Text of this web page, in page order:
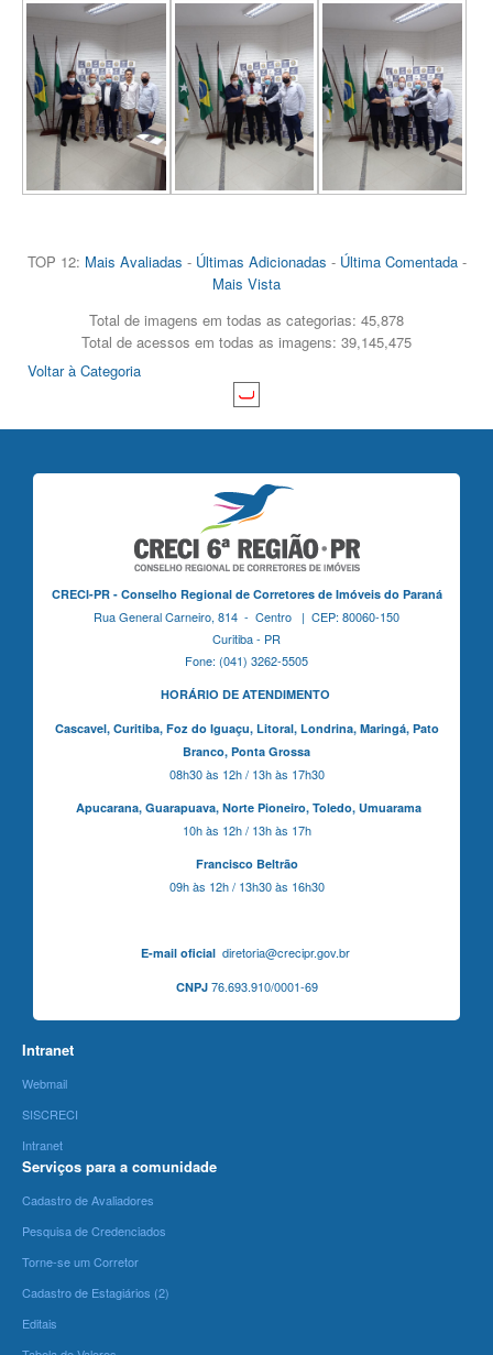
TOP 12: Mais Avaliadas - Últimas Adicionadas - Última Comentada-
Mais Vista
Total de imagens em todas as categorias: 45,878
Total de acessos em todas as imagens: 39,145,475
Voltar à Categoria
CRECI-PR - Conselho Regional de Corretores de Imóveis do Paraná
Rua General Carneiro, 814 - Centro | CEP: 80060-150
Curitiba - PR
Fone: (041) 3262-5505
HORÁRIO DE ATENDIMENTO
Cascavel, Curitiba,Foz do Iguaçu, Litoral, Londrina, Maringá, Pato
Branco, Ponta Grossa
08h30 às 12h / 13h às 17h30
Apucarana, Guarapuava, Norte Pioneiro, Toledo, Umuarama
10h às 12h / 13h às 17h
Francisco Beltrão
09h às 12h / 13h30 às 16h30
E-mail oficialdiretoria@crecipr.gov.br
CNPJ76.693.910/0001-69
Intranet
Webmail
SISCRECI
Intranet
Serviços para a comunidade
Cadastro de Avaliadores
Pesquisa de Credenciados
Torne-se um Corretor
Cadastro de Estagiários (2)
Editais